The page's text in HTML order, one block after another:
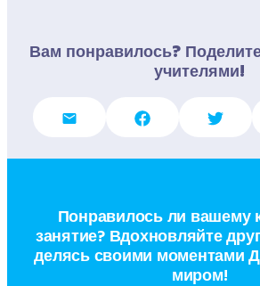
Вам понравилось?
учителями!
Понравилось ли вашему
занятие? Вдохновляйте
делясь своими моментами
миром!